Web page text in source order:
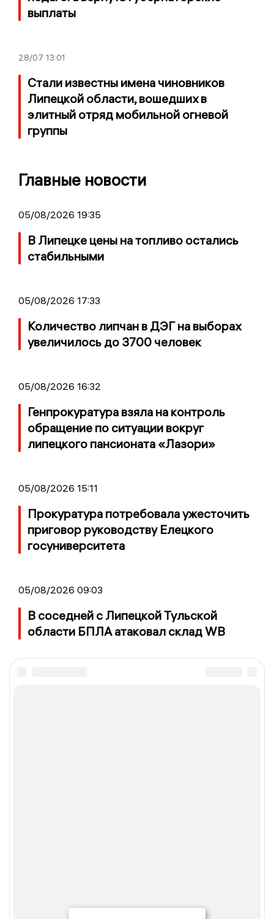
выплаты
28/07 13:01
Стали известны имена чиновников
Липецкой области, вошедших в
элитный отряд мобильной огневой
группы
Главные новости
05/08/2026 19:35
В Липецке цены на топливо остались
стабильными
05/08/2026 17:33
Количество липчан в ДЭГ на выборах
увеличилось до 3700 человек
05/08/2026 16:32
Генпрокуратура взяла на контроль
обращение по ситуации вокруг
липецкого пансионата «Лазори»
05/08/2026 15:11
Прокуратура потребовала ужесточить
приговор руководству Елецкого
госуниверситета
05/08/2026 09:03
В соседней с Липецкой Тульской
области БПЛА атаковал склад WB